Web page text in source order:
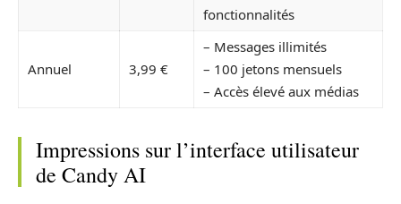
fonctionnalités
Annuel 3,99 €
– Messages illimités
– 100 jetons mensuels
– Accès élevé aux médias
Impressions sur l’interface utilisateur
de Candy AI